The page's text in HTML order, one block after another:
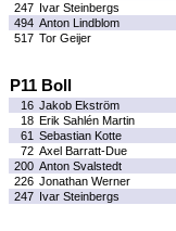
247 Ivar Steinbergs
494 Anton Lindblom
517 Tor Geijer
P11 Boll
16 Jakob Ekström
18 Erik Sahlén Martin
61 Sebastian Kotte
72 Axel Barratt-Due
200 Anton Svalstedt
226 Jonathan Werner
247 Ivar Steinbergs